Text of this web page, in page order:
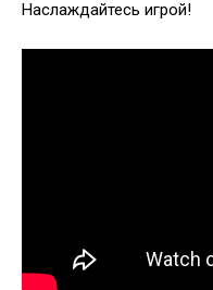
Наслаждайтесь игрой!